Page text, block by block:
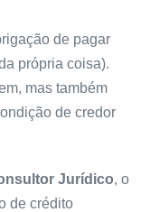
de pagar
própria coisa).
mas também
de credor
Jurídico, o
de crédito